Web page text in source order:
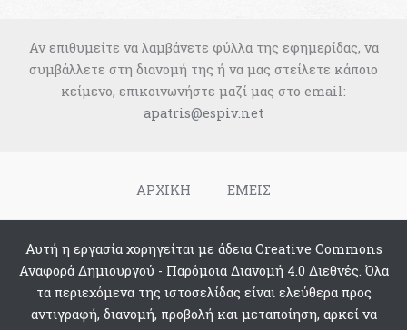
Αν επιθυμείτε να λαμβάνετε φύλλα της εφημερίδας, να
συμβάλλετε στη διανομή της ή να μας στείλετε κάποιο
κείμενο, επικοινωνήστε μαζί μας στο email:
apatris@espiv.net
ΑΡΧΙΚΗ ΕΜΕΙΣ
Αυτή η εργασία χορηγείται με άδεια Creative Commons
Αναφορά Δημιουργού - Παρόμοια Διανομή 4.0 Διεθνές. Όλα
τα περιεχόμενα της ιστοσελίδας είναι ελεύθερα προς
αντιγραφή, διανομή, προβολή και μεταποίηση, αρκεί να